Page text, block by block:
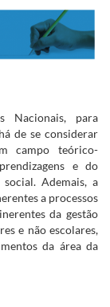
Nacionais, para
de se considerar
campo teórico-
e do
Ademais, a
a processos
da gestão
e não escolares,
da área da